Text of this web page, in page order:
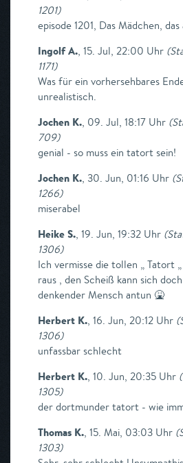
1201)
episode 1201, Das Mädchen,
Ingolf A., 15. Jul, 22:00 Uhr (
1171)
Was für ein vorhersehbares
unrealistisch.
Jochen K., 09. Jul, 18:17 Uhr (
709)
genial - so muss ein tatort sein!
Jochen K., 30. Jun, 01:16 Uhr (
1266)
miserabel
Heike S., 19. Jun, 19:32 Uhr (
1306)
Ich vermisse die tollen „ Tatort
raus , den Scheiß kann sich
denkender Mensch antun 🤮
Herbert K., 16. Jun, 20:12 Uhr (
1306)
unfassbar schlecht
Herbert K., 10. Jun, 20:35 Uhr (
1305)
der dortmunder tatort - wie
Thomas K., 15. Mai, 03:03 Uhr (
1303)